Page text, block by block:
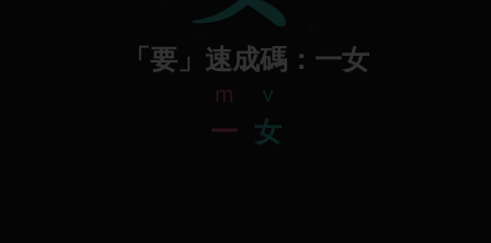
「要」速成碼：一女
m
一
v
女